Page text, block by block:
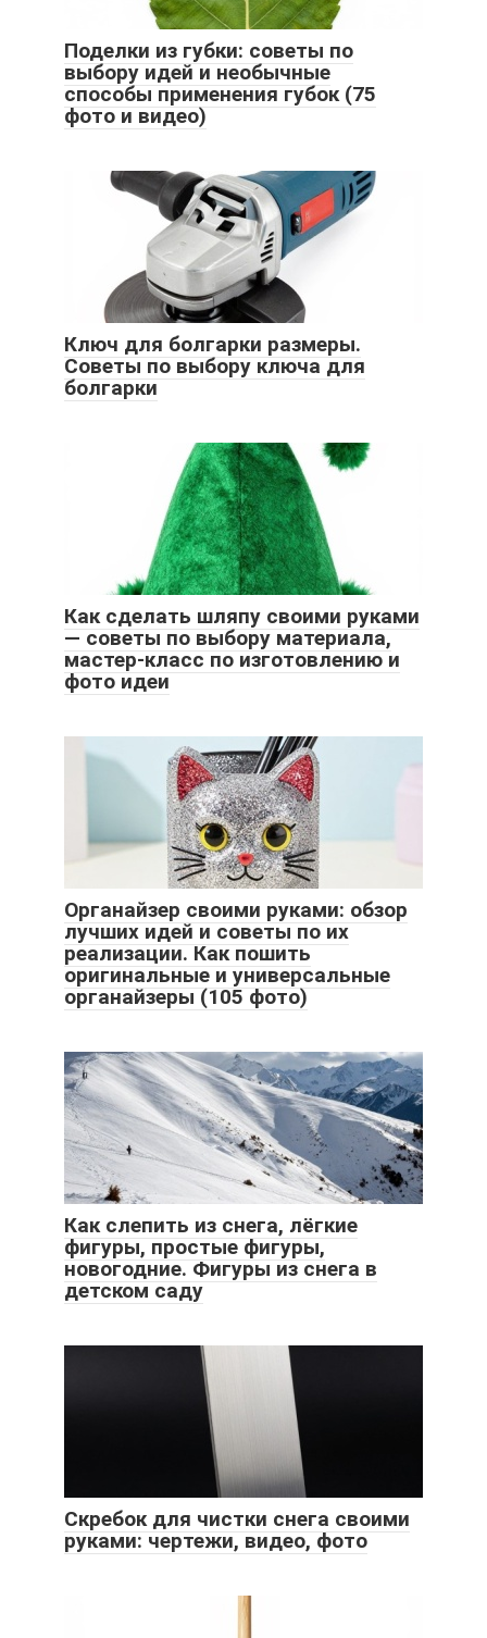
Поделки из губки: советы по
выбору идей и необычные
способы применения губок (75
фото и видео)
Ключ для болгарки размеры.
Советы по выбору ключа для
болгарки
Как сделать шляпу своими руками
— советы по выбору материала,
мастер-класс по изготовлению и
фото идеи
Органайзер своими руками: обзор
лучших идей и советы по их
реализации. Как пошить
оригинальные и универсальные
органайзеры (105 фото)
Как слепить из снега, лёгкие
фигуры, простые фигуры,
новогодние. Фигуры из снега в
детском саду
Скребок для чистки снега своими
руками: чертежи, видео, фото